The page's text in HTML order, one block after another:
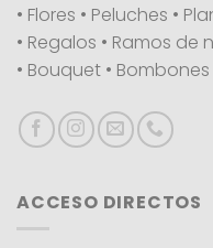
• Flores • Peluches •
• Regalos • Ramos de
• Bouquet • Bombones
ACCESO DIRECTOS